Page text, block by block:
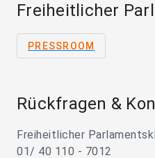
Freiheitlicher
PRESSROOM
Rückfragen &
Freiheitlicher
01/ 40 110 - 7012